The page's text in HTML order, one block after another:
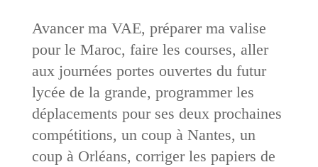
Avancer ma VAE, préparer ma valise
pour le Maroc, faire les courses, aller
aux journées portes ouvertes du futur
lycée de la grande, programmer les
déplacements pour ses deux prochaines
compétitions, un coup à Nantes, un
coup à Orléans, corriger les papiers de